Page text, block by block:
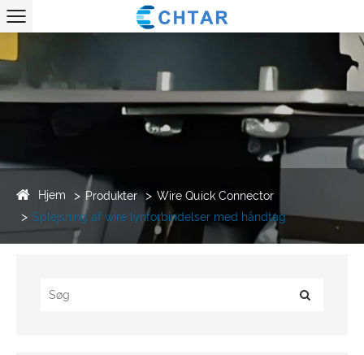
Hjem Produkter
Wire Quick Connector
Splejsning af wire lynforbindelser med håndtag